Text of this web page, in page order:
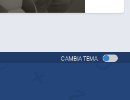
CAMBIA TEMA